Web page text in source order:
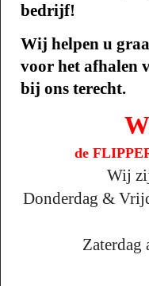
bedrijf!
Wij helpen u
voor het afhalen
bij ons terecht.
de
Wij
Donderdag &
Zaterdag